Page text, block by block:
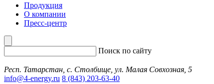
Продукция
О компании
Пресс-центр
Поиск по сайту
Респ. Татарстан, с. Столбище, ул. Малая Совхозная, 5
info@4-energy.ru 8 (843) 203-63-40